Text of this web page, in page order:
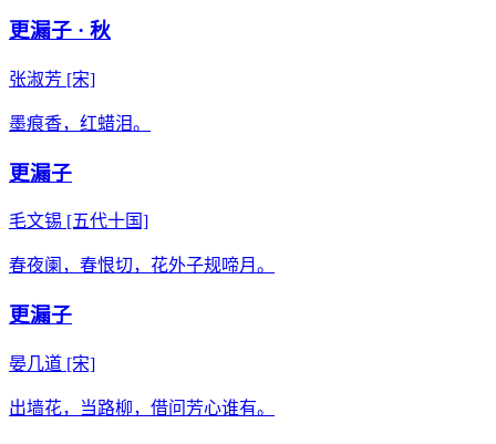
更漏子 · 秋
张淑芳 [宋]
墨痕香，红蜡泪。
更漏子
毛文锡 [五代十国]
春夜阑，春恨切，花外子规啼月。
更漏子
晏几道 [宋]
出墙花，当路柳，借问芳心谁有。